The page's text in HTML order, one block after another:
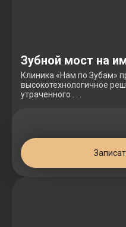
Зубной мост на
Клиника «Нам по Зубам»
высокотехнологичное
утраченного . . .